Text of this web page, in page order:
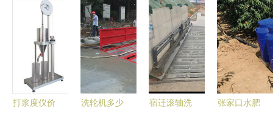
备厂家现货
秒发 专业
水资源机械
设备制造
件 几何全
水容积<30
升助力水资
源设备制造
安全与效率
双赢
领域设备的
专业供应先
锋
4kW岩石电
钻
KHYD80，
助力高效矿
山作业
打浆度仪价
洗轮机多少
宿迁滚轴洗
张家口水肥